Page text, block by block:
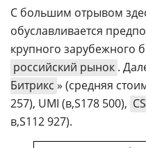
С большим отрывом
обуславливается
крупного зарубежного
российский рынок .
Битрикс » (средняя
257), UMI (
178 500),
112 927).